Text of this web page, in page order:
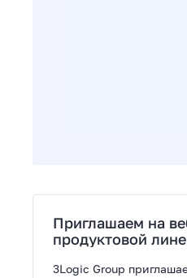
Приглашаем на
продуктовой
3Logic Group